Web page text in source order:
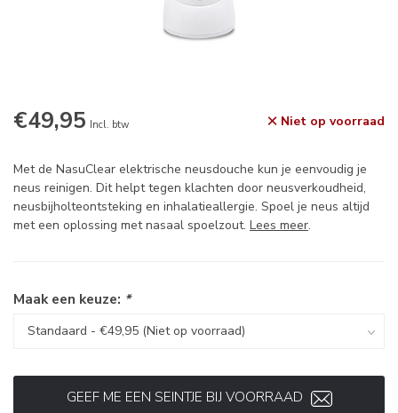
€49,95 Incl. btw Niet op voorraad
Met de NasuClear elektrische neusdouche kun je eenvoudig je
neus reinigen. Dit helpt tegen klachten door neusverkoudheid,
neusbijholteontsteking en inhalatieallergie. Spoel je neus altijd
met een oplossing met nasaal spoelzout. Lees meer.
Maak een keuze: *
GEEF ME EEN SEINTJE BIJ VOORRAAD